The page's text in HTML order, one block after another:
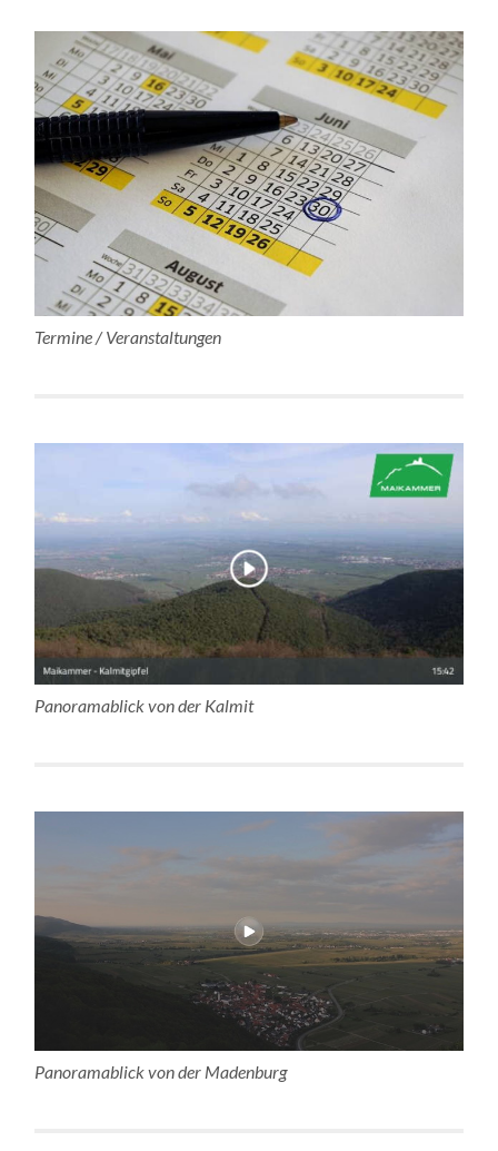
Termine / Veranstaltungen
Panoramablick von der Kalmit
Panoramablick von der Madenburg